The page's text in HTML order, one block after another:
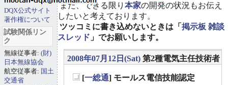
また、できる限り 本家の開発の状況もお伝え
したいと考えております。
ツッコミに書き込めないときは「 掲示板 雑談
スレッド 」でお願いします。
2008年07月12日(Sat) 第2種電気主任技術者
[一総通] モールス電信技能認定
DQX公式サイト
著作権について
試験関係リン
ク
無線従事者: (財)
日本無線協会
航空従事者: 国土
交通省